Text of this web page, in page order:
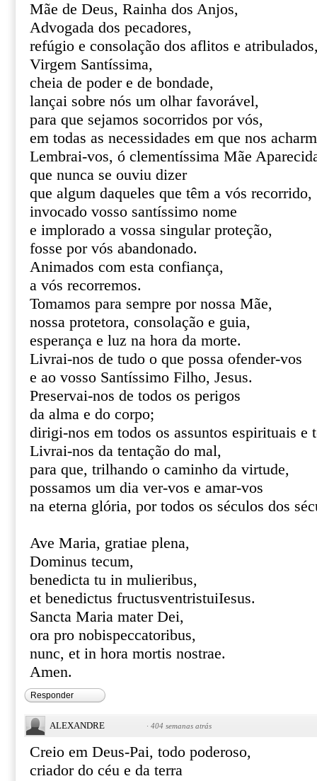
Mãe de Deus, Rainha dos Anjos,
Advogada dos pecadores,
refúgio e consolação dos aflitos e
Virgem Santíssima,
cheia de poder e de bondade,
lançai sobre nós um olhar favorável,
para que sejamos socorridos por vós,
em todas as necessidades em que nos
Lembrai-vos, ó clementíssima Mãe
que nunca se ouviu dizer
que algum daqueles que têm a vós recorrido,
invocado vosso santíssimo nome
e implorado a vossa singular proteção,
fosse por vós abandonado.
Animados com esta confiança,
a vós recorremos.
Tomamos para sempre por nossa Mãe,
nossa protetora, consolação e guia,
esperança e luz na hora da morte.
Livrai-nos de tudo o que possa ofender-vos
e ao vosso Santíssimo Filho, Jesus.
Preservai-nos de todos os perigos
da alma e do corpo;
dirigi-nos em todos os assuntos espirituais e
Livrai-nos da tentação do mal,
para que, trilhando o caminho da virtude,
possamos um dia ver-vos e amar-vos
na eterna glória, por todos os séculos dos
Ave Maria, gratiae plena,
Dominus tecum,
benedicta tu in mulieribus,
et benedictus fructusventristuiIesus.
Sancta Maria mater Dei,
ora pro nobispeccatoribus,
nunc, et in hora mortis nostrae.
Amen.
Responder
ALEXANDRE · 404 semanas atrás
Creio em Deus-Pai, todo poderoso,
criador do céu e da terra